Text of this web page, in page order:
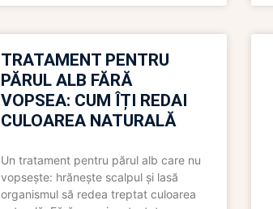
TRATAMENT PENTRU
PĂRUL ALB FĂRĂ
VOPSEA: CUM ÎȚI REDAI
CULOAREA NATURALĂ
Un tratament pentru părul alb care nu
vopsește: hrănește scalpul și lasă
organismul să redea treptat culoarea